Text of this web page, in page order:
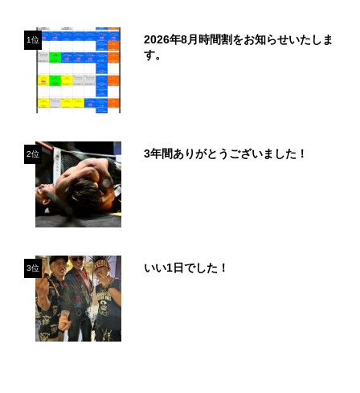
1位
2026年8月時間割をお知らせいたしま
す。
2位 3年間ありがとうございました！
3位 いい1日でした！